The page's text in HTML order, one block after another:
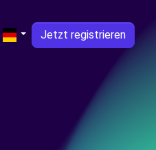
Jetzt registrieren